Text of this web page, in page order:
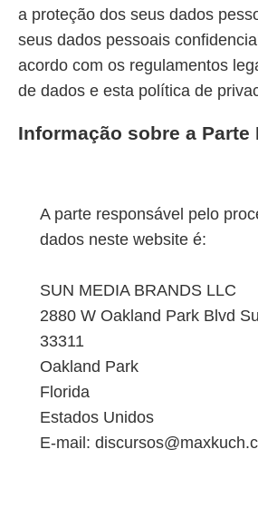
a proteção dos seus dados
seus dados pessoais
acordo com os regulamentos
de dados e esta política de
Informação sobre a Parte
A parte responsável pelo
dados neste website é:
SUN MEDIA BRANDS LLC
2880 W Oakland Park Blvd
33311
Oakland Park
Florida
Estados Unidos
E-mail: